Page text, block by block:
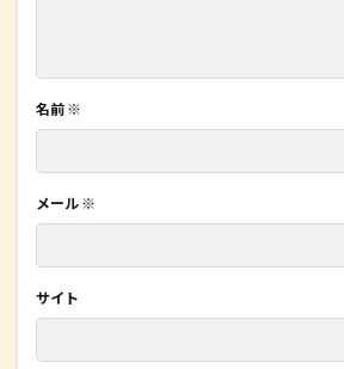
名前 ※
メール ※
サイト